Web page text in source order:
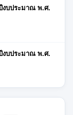
งบประมาณ พ.ศ.
งบประมาณ พ.ศ.